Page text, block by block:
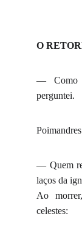
O
— Como
perguntei.
— Quem
laços da
Ao
celestes: